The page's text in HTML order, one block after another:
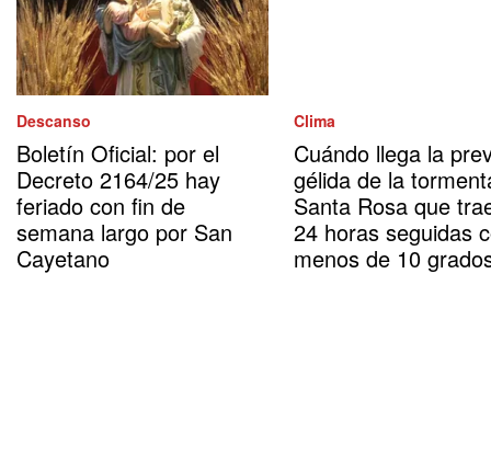
Descanso
Boletín Oficial: por el
Decreto 2164/25 hay
feriado con fin de
semana largo por San
Cayetano
Clima
Cuándo llega la
gélida de la
Santa Rosa que
24 horas seguidas
menos de 10